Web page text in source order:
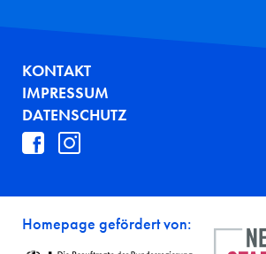
FUSSZEILE
KONTAKT
IMPRESSUM
DATENSCHUTZ
Homepage gefördert von: